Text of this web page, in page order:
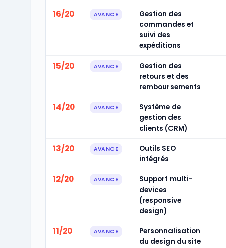
16/20 AVANCE
Gestion des
commandes et
suivi des
expéditions
15/20 AVANCE
Gestion des
retours et des
remboursements
14/20 AVANCE
Système de
gestion des
clients (CRM)
13/20 AVANCE
Outils SEO
intégrés
12/20 AVANCE
Support multi-
devices
(responsive
design)
11/20 AVANCE
Personnalisation
du design du site